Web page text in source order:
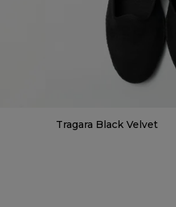
Tragara Black Velvet